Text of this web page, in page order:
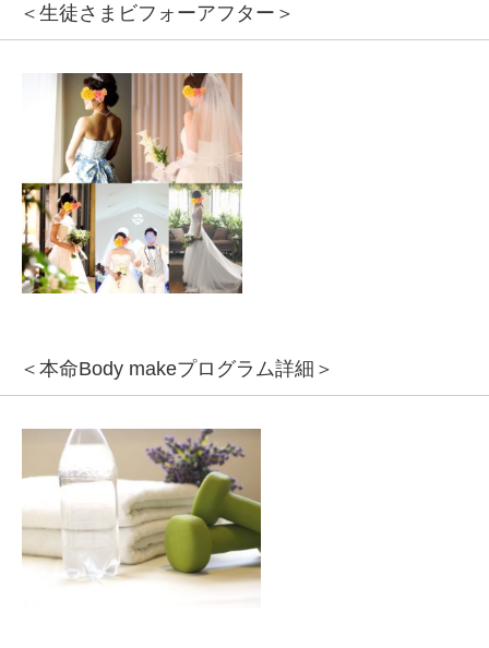
＜生徒さまビフォーアフター＞
＜本命Body makeプログラム詳細＞